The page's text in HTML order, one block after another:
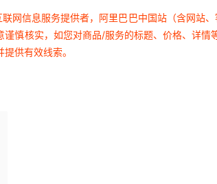
网信息服务提供者，阿里巴巴中国站（含网
慎核实，如您对商品/服务的标题、价格、详
供有效线索。